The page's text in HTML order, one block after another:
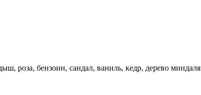
роза, бензоин, сандал, ваниль, кедр, дерево миндаля